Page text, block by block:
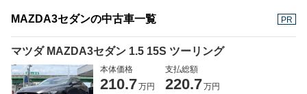
MAZDA3セダンの中古車一覧 PR
マツダ MAZDA3セダン 1.5 15S ツーリング
本体価格
210.7万円
支払総額
220.7万円